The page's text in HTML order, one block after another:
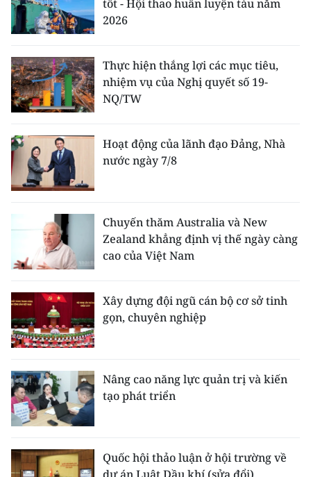
tốt - Hội thao huấn luyện tàu năm
2026
Thực hiện thắng lợi các mục tiêu,
nhiệm vụ của Nghị quyết số 19-
NQ/TW
Hoạt động của lãnh đạo Đảng, Nhà
nước ngày 7/8
Chuyến thăm Australia và New
Zealand khẳng định vị thế ngày càng
cao của Việt Nam
Xây dựng đội ngũ cán bộ cơ sở tinh
gọn, chuyên nghiệp
Nâng cao năng lực quản trị và kiến
tạo phát triển
Quốc hội thảo luận ở hội trường về